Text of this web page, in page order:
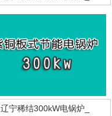
辽宁稀结300kW电锅炉_